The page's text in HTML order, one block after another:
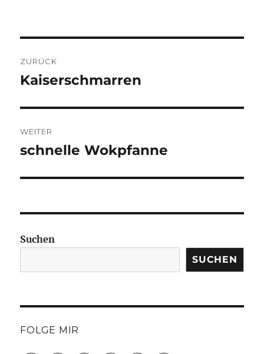
ZURÜCK
Vorheriger
Kaiserschmarren
WEITER
Nächster
schnelle Wokpfanne
Suchen
SUCHEN
FOLGE MIR